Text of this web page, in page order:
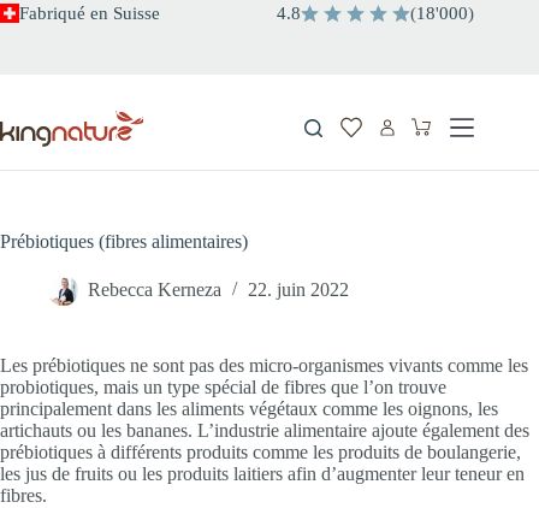
Passer
Fabriqué en Suisse 4.8 (18'000)
Panier
Prébiotiques (fibres alimentaires)
Rebecca Kerneza 22. juin 2022
Les prébiotiques ne sont pas des micro-organismes vivants comme les
probiotiques, mais un type spécial de fibres que l’on trouve
principalement dans les aliments végétaux comme les oignons, les
artichauts ou les bananes. L’industrie alimentaire ajoute également des
prébiotiques à différents produits comme les produits de boulangerie,
les jus de fruits ou les produits laitiers afin d’augmenter leur teneur en
fibres.